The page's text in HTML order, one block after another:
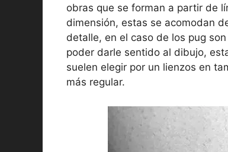
obras que se forman a partir de
dimensión, estas se acomodan
detalle, en el caso de los pug
poder darle sentido al dibujo,
suelen elegir por un lienzos en
más regular.